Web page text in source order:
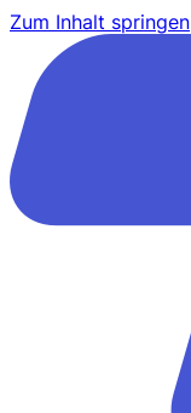
Zum Inhalt springen